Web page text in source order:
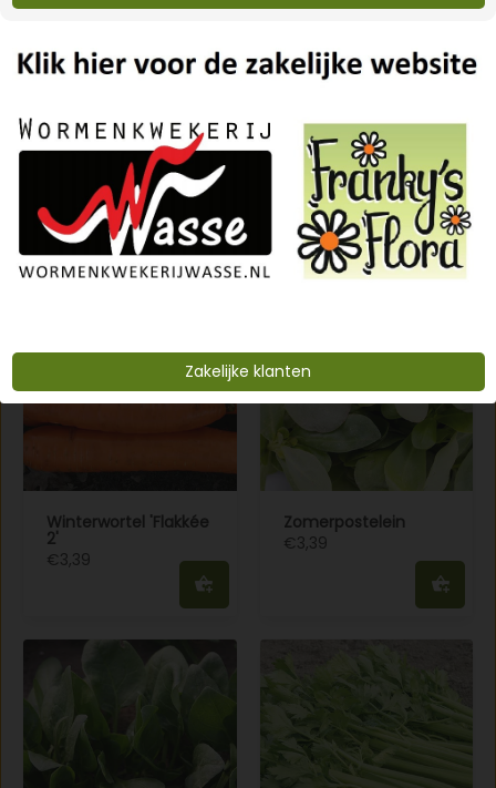
Zakelijke klanten
Spruitkool 'Groninger'
€2,99
Ui 'Red Baron'
€2,99
Winterwortel 'Flakkée
2'
€3,39
Zomerpostelein
€3,39